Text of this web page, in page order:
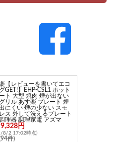
【レビューを書いてエコ
GET!】EHP-CSL1 ホット
ト 大型 焼肉 煙が出ない
リル あす楽 プレート 煙
にくい 煙の少ない スモ
ス 外して洗えるプレート
理器 調理家電 アズマ
9,328円
8/2 17:02時点)
件)